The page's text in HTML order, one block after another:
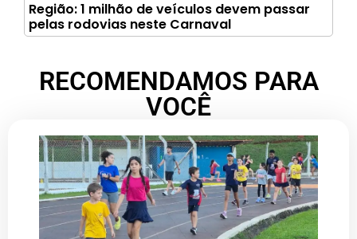
Região: 1 milhão de veículos devem passar
pelas rodovias neste Carnaval
RECOMENDAMOS PARA
VOCÊ